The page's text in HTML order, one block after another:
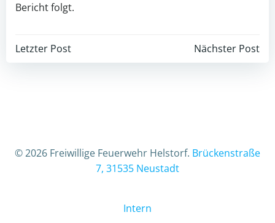
Bericht folgt.
Beitragsnavigation
Letzter Post Nächster Post
© 2026 Freiwillige Feuerwehr Helstorf. Brückenstraße
7, 31535 Neustadt
Intern